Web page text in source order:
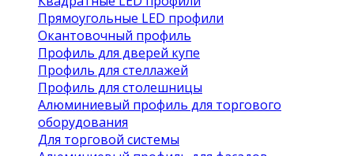
Прямоугольные LED профили
Окантовочный профиль
Профиль для дверей купе
Профиль для стеллажей
Профиль для столешницы
Алюминиевый профиль для торгового
оборудования
Для торговой системы